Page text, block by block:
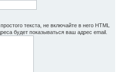
текста, не включайте в него HTML
будет показываться ваш адрес email.